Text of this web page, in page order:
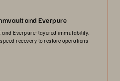
and Everpure
Everpure: layered immutability,
recovery to restore operations